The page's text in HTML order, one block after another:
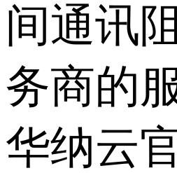
间通讯
务商的
华纳云